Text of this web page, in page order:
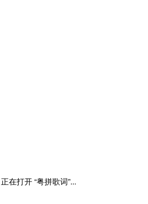
正在打开 “粤拼歌词”...